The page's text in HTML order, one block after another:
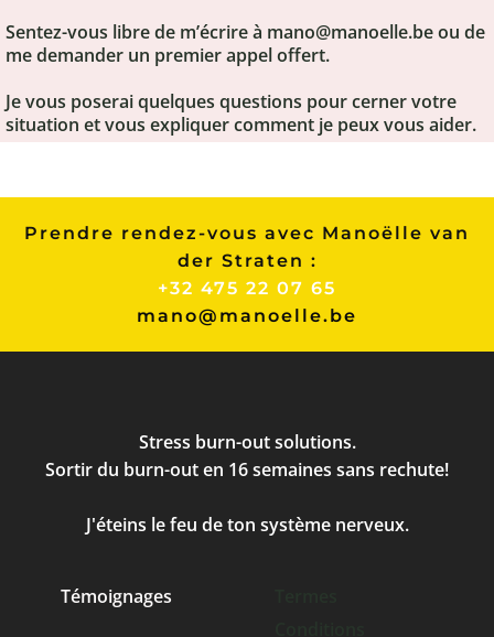
Sentez-vous libre de m’écrire à mano@manoelle.beou de
me demander un premier appel offert.
Je vous poserai quelques questions pour cerner votre
situation et vous expliquer comment je peux vous aider.
Prendre rendez-vous avec Manoëlle van
der Straten :
+32 475 22 07 65
mano@manoelle.be
Stress burn-out solutions.
Sortir du burn-out en 16 semaines sans rechute!
J'éteins le feu de ton système nerveux.
Témoignages